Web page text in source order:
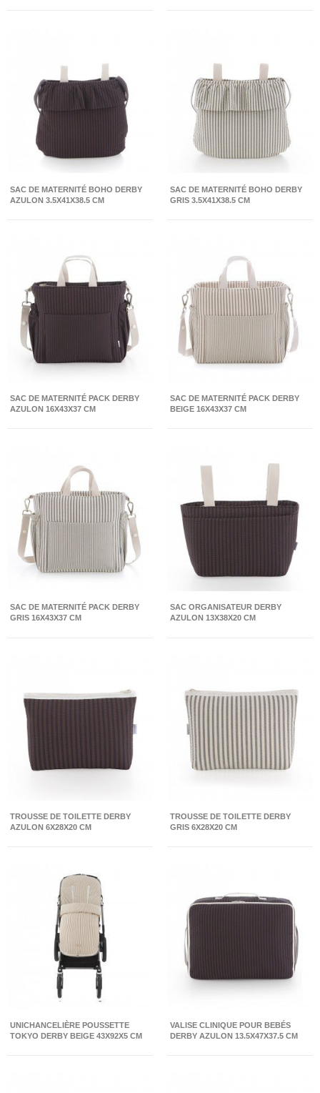
SAC DE MATERNITÉ BOHO DERBY
AZULON 3.5X41X38.5 CM
SAC DE MATERNITÉ BOHO DERBY
GRIS 3.5X41X38.5 CM
SAC DE MATERNITÉ PACK DERBY
AZULON 16X43X37 CM
SAC DE MATERNITÉ PACK DERBY
BEIGE 16X43X37 CM
SAC DE MATERNITÉ PACK DERBY
GRIS 16X43X37 CM
SAC ORGANISATEUR DERBY
AZULON 13X38X20 CM
TROUSSE DE TOILETTE DERBY
AZULON 6X28X20 CM
TROUSSE DE TOILETTE DERBY
GRIS 6X28X20 CM
UNICHANCELIÈRE POUSSETTE
TOKYO DERBY BEIGE 43X92X5 CM
VALISE CLINIQUE POUR BEBÉS
DERBY AZULON 13.5X47X37.5 CM